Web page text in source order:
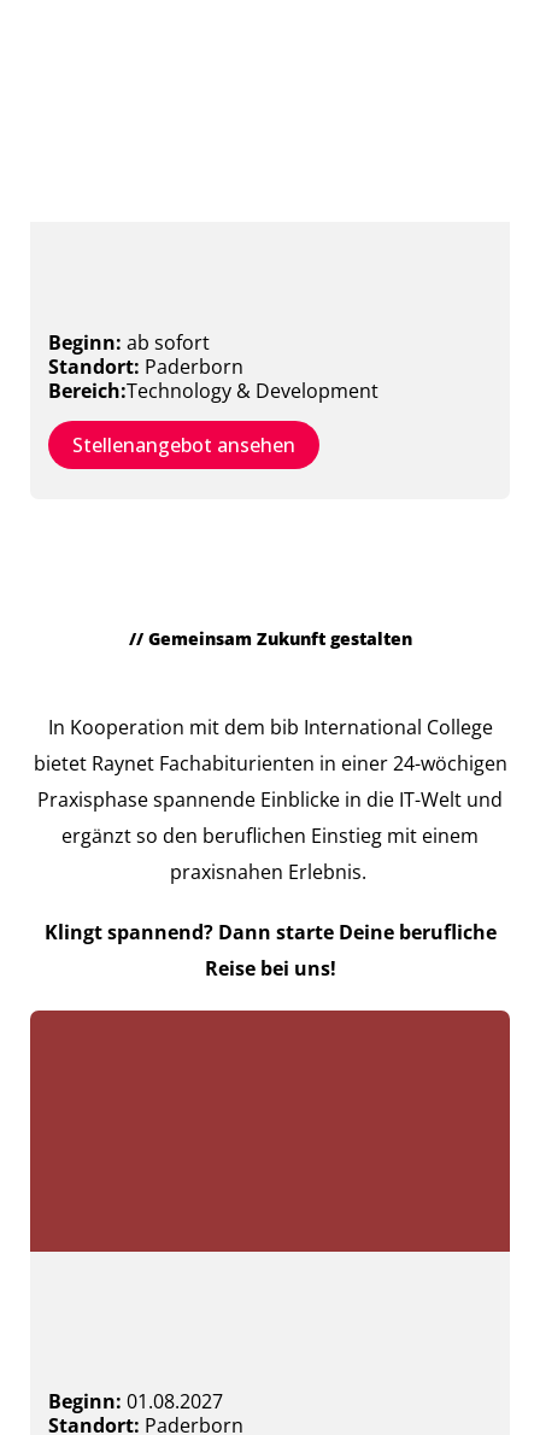
Beginn: ab sofort
Standort: Paderborn
Bereich:Technology & Development
Stellenangebot ansehen
// Gemeinsam Zukunft gestalten
In Kooperation mit dem bib International College
bietet Raynet Fachabiturienten in einer 24-wöchigen
Praxisphase spannende Einblicke in die IT-Welt und
ergänzt so den beruflichen Einstieg mit einem
praxisnahen Erlebnis.
Klingt spannend? Dann starte Deine berufliche
Reise bei uns!
Beginn: 01.08.2027
Standort: Paderborn